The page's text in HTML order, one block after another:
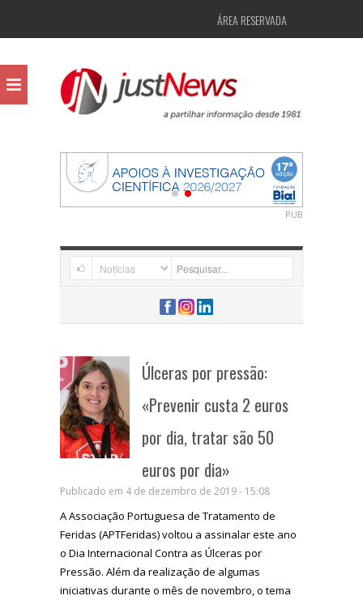
ÁREA RESERVADA
PUB
Úlceras por pressão:
«Prevenir custa 2 euros
por dia, tratar são 50
euros por dia»
Publicado em 4 de dezembro de 2019 - 15:08
A Associação Portuguesa de Tratamento de
Feridas (APTFeridas) voltou a assinalar este ano
o Dia Internacional Contra as Úlceras por
Pressão. Além da realização de algumas
iniciativas durante o mês de novembro, o tema